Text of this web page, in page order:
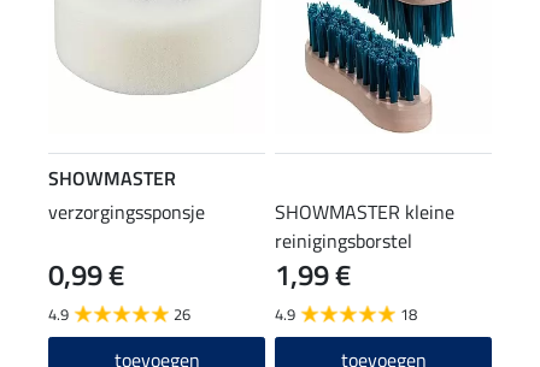
SHOWMASTER
verzorgingssponsje
0,99 €
4.9 26
toevoegen
SHOWMASTER kleine
reinigingsborstel
1,99 €
4.9 18
toevoegen